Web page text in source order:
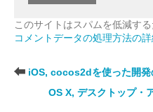
このサイトはスパムを低減す
コメントデータの処理方法の
iOS, cocos2dを使った開発
OS X, デスクトップ・